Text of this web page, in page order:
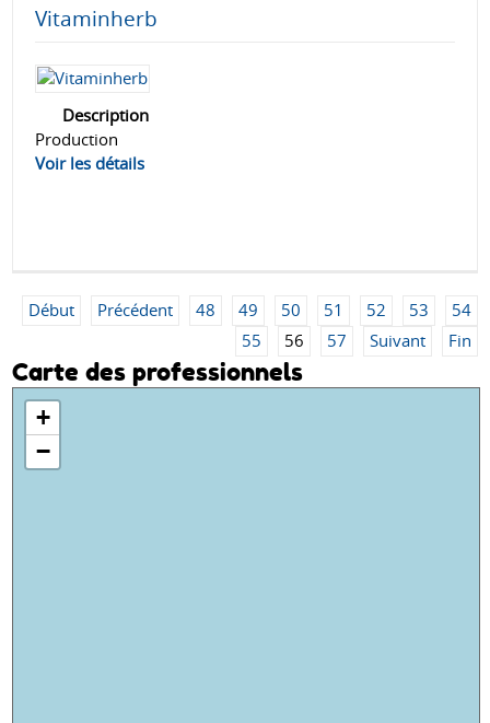
Vitaminherb
Description
Production
Voir les détails
Début Précédent 48 49 50 51 52 53
54
55
56 57 Suivant Fin
Carte des professionnels
+
−